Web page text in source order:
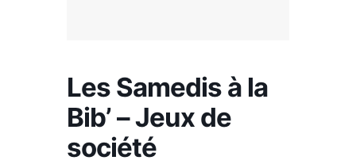
Les Samedis à la
Bib’ – Jeux de
société